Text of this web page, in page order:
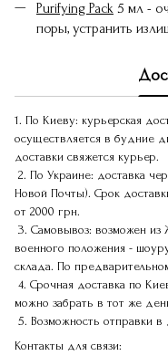
Purifying Pack 5 мл -
поры, устранить
1. По Киеву: курьерская
осуществляется в будние
доставки свяжется курьер.
2. По Украине: доставка
Новой Почты). Срок
от 2000 грн.
3. Самовывоз: возможен
военного положения -
склада. По
4. Срочная доставка по
можно забрать в тот же
5. Возможность отправки
Контакты для связи: